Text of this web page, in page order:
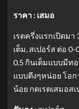
ราคา : เสมอ
เรตครึ่งแรกเปิดม
เต็ม, สเปอร์ส ต่อ
0.5 กินเต็มแบบมีท
แบบตึงๆหน่อย โอก
น้อย กดเรตเสมอส